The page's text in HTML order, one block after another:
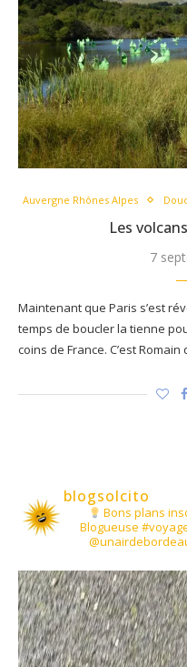
Auvergne Rhônes Alpes
Les
7
Maintenant que Paris s’est
temps de boucler la tienne
coins de France. C’est
blogsolcito
Bons plans
Blogueuse